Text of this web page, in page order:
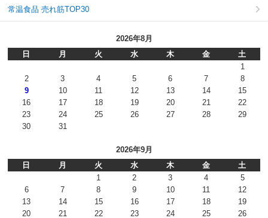
常温食品 売れ筋TOP30
2026年8月
日
月 火 水 木 金
土
1
2
3 4 5 6 7
8
9
10 11 12 13 14
15
16
17 18 19 20 21
22
23
24 25 26 27 28
29
30
31
2026年9月
日
月 火 水 木 金
土
1
2 3 4
5
6
7 8 9 10 11
12
13
14 15 16 17 18
19
20
21 22 23 24 25 26